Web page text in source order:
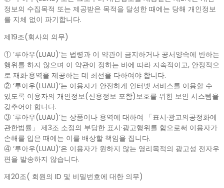
정보의 수집목적 또는 제공받은 목적을 달성한 때에는 당해 개인정보
를 지체 없이 파기합니다.
제19조(회사의 의무)
① ‘루아우(LUAU)’는 법령과 이 약관이 금지하거나 공서양속에 반하는
행위를 하지 않으며 이 약관이 정하는 바에 따라 지속적이고, 안정적으
로 재화·용역을 제공하는 데 최선을 다하여야 합니다.
② ‘루아우(LUAU)’는 이용자가 안전하게 인터넷 서비스를 이용할 수
있도록 이용자의 개인정보(신용정보 포함)보호를 위한 보안 시스템을
갖추어야 합니다.
③ ‘루아우(LUAU)’는 상품이나 용역에 대하여 「표시·광고의공정화에
관한법률」 제3조 소정의 부당한 표시·광고행위를 함으로써 이용자가
손해를 입은 때에는 이를 배상할 책임을 집니다.
④ ‘루아우(LUAU)’은 이용자가 원하지 않는 영리목적의 광고성 전자우
편을 발송하지 않습니다.
제20조( 회원의 ID 및 비밀번호에 대한 의무)